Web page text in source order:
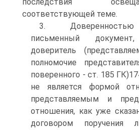
соответствующей теме.
3. Доверенностью
письменный
доверитель
полномочие
поверенного - ст. 185
не является формой
представляемым и
отношения, как уже
договором поручения